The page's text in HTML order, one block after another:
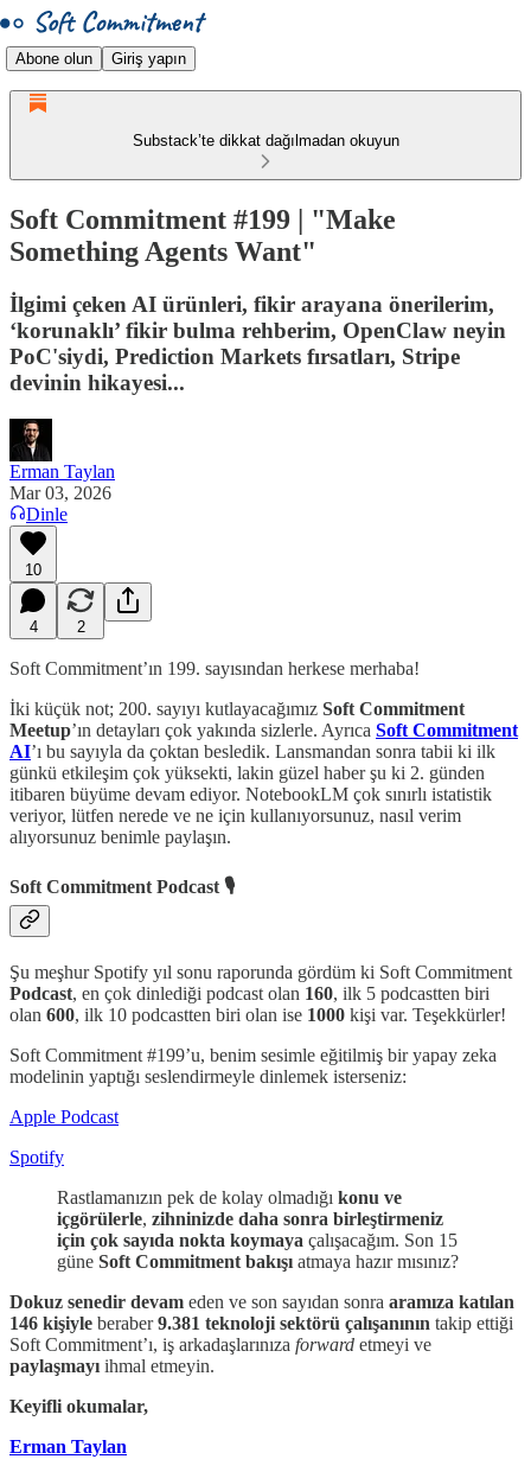
Abone olun Giriş yapın
Substack’te dikkat dağılmadan okuyun
Soft Commitment #199 | "Make
Something Agents Want"
İlgimi çeken AI ürünleri, fikir arayana önerilerim,
‘korunaklı’ fikir bulma rehberim, OpenClaw neyin
PoC'siydi, Prediction Markets fırsatları, Stripe
devinin hikayesi...
Erman Taylan
Mar 03, 2026
Dinle
10
4 2
Soft Commitment’ın 199. sayısından herkese merhaba!
İki küçük not; 200. sayıyı kutlayacağımız Soft Commitment
Meetup’ın detayları çok yakında sizlerle. Ayrıca Soft Commitment
AI’ı bu sayıyla da çoktan besledik. Lansmandan sonra tabii ki ilk
günkü etkileşim çok yüksekti, lakin güzel haber şu ki 2. günden
itibaren büyüme devam ediyor. NotebookLM çok sınırlı istatistik
veriyor, lütfen nerede ve ne için kullanıyorsunuz, nasıl verim
alıyorsunuz benimle paylaşın.
Soft Commitment Podcast 🎙️
Şu meşhur Spotify yıl sonu raporunda gördüm ki Soft Commitment
Podcast, en çok dinlediği podcast olan 160, ilk 5 podcastten biri
olan 600, ilk 10 podcastten biri olan ise 1000 kişi var. Teşekkürler!
Soft Commitment #199’u, benim sesimle eğitilmiş bir yapay zeka
modelinin yaptığı seslendirmeyle dinlemek isterseniz:
Apple Podcast
Spotify
Rastlamanızın pek de kolay olmadığı konu ve
içgörülerle, zihninizde daha sonra birleştirmeniz
için çok sayıda nokta koymaya çalışacağım. Son 15
güne Soft Commitment bakışı atmaya hazır mısınız?
Dokuz senedir devam eden ve son sayıdan sonra aramıza katılan
146 kişiyle beraber9.381 teknoloji sektörü çalışanının takip ettiği
Soft Commitment’ı, iş arkadaşlarınıza forward etmeyi ve
paylaşmayı ihmal etmeyin.
Keyifli okumalar,
Erman Taylan